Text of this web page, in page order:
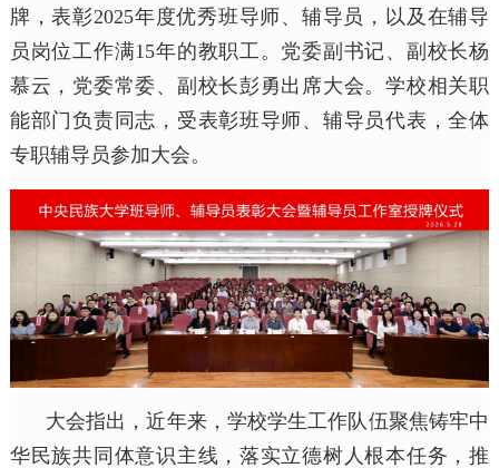
牌，表彰2025年度优秀班导师、辅导员，以及在辅导
员岗位工作满15年的教职工。党委副书记、副校长杨
慕云，党委常委、副校长彭勇出席大会。学校相关职
能部门负责同志，受表彰班导师、辅导员代表，全体
专职辅导员参加大会。
大会指出，近年来，学校学生工作队伍聚焦铸牢中
华民族共同体意识主线，落实立德树人根本任务，推